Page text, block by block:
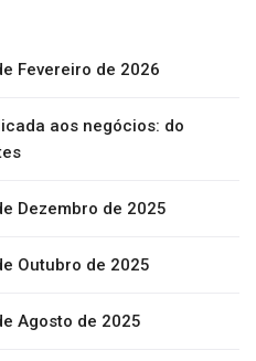
Fevereiro de 2026
aos negócios: do
Dezembro de 2025
Outubro de 2025
Agosto de 2025